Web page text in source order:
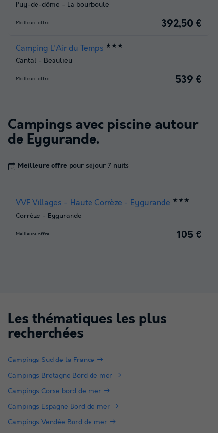
Puy-de-dôme - La bourboule
Meilleure offre 392,50 €
Camping L'Air du Temps ★★★
Cantal - Beaulieu
Meilleure offre 539 €
Campings avec piscine autour
de Eygurande.
Meilleure offre pour séjour 7 nuits
VVF Villages - Haute Corrèze - Eygurande ★★★
Corrèze - Eygurande
Meilleure offre 105 €
Les thématiques les plus
recherchées
Campings Sud de la France
Campings Bretagne Bord de mer
Campings Corse bord de mer
Campings Espagne Bord de mer
Campings Vendée Bord de mer